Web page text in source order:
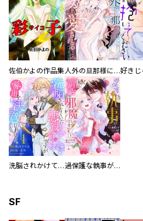
佐伯かよの作品集 人外の旦那様に娶られ毎晩ナカまで愛される…。アンソロジー
洗脳されかけていた悪役令嬢ですが家出を決意しました。【電子単行本版／特典おまけ付き】 過保護な執事が私の婚活を邪魔してきます！ 分冊版
SF